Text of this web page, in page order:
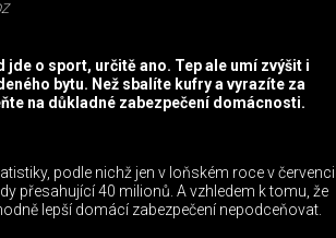
o sport, určitě ano. Tep ale umí zvýšit i
bytu. Než sbalíte kufry a vyrazíte za
na důkladné zabezpečení domácnosti.
podle nichž jen v loňském roce v červenci
přesahující 40 milionů. A vzhledem k tomu, že
lepší domácí zabezpečení nepodceňovat.